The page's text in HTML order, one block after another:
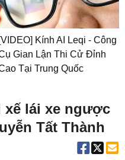
[VIDEO] Kính AI Leqi - Công
Gian Lận Thi Cử Đỉnh
Tại Trung Quốc
xế lái xe ngược
Tất Thành